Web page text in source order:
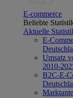
E-commerce
Beliebte
Aktuelle
E-
Umsatz
2010-
B2C-E-